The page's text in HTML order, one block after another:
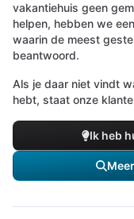
vakantiehuis geen
helpen, hebben we
waarin de meest
beantwoord.
Als je daar niet vindt
hebt, staat onze
Ik heb